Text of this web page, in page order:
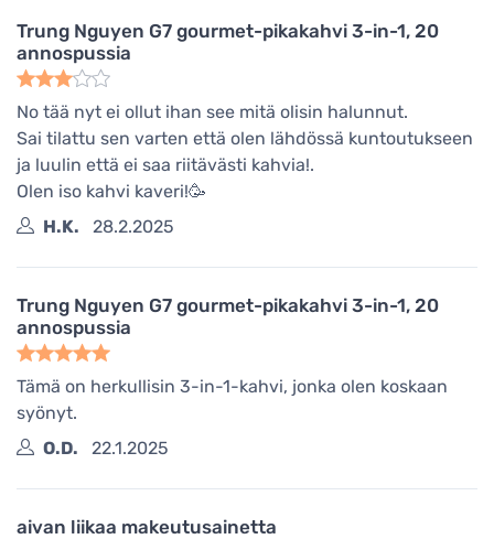
Trung Nguyen G7 gourmet-pikakahvi 3-in-1, 20
annospussia
No tää nyt ei ollut ihan see mitä olisin halunnut.
Sai tilattu sen varten että olen lähdössä kuntoutukseen
ja luulin että ei saa riitävästi kahvia!.
Olen iso kahvi kaveri!🥳
H.K.
28.2.2025
Trung Nguyen G7 gourmet-pikakahvi 3-in-1, 20
annospussia
Tämä on herkullisin 3-in-1-kahvi, jonka olen koskaan
syönyt.
O.D.
22.1.2025
aivan liikaa makeutusainetta